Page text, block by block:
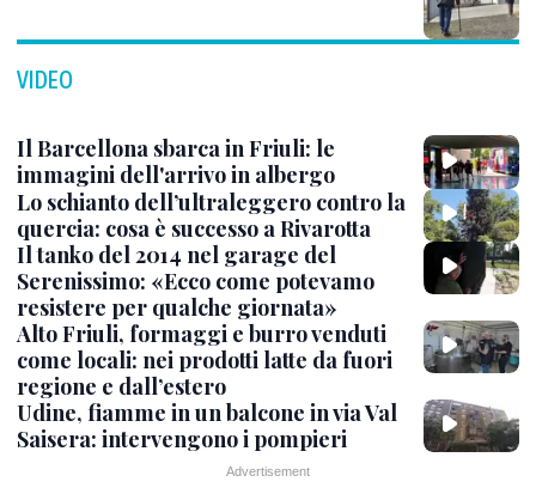
VIDEO
Il Barcellona sbarca in Friuli: le
immagini dell'arrivo in albergo
Lo schianto dell’ultraleggero contro la
quercia: cosa è successo a Rivarotta
Il tanko del 2014 nel garage del
Serenissimo: «Ecco come potevamo
resistere per qualche giornata»
Alto Friuli, formaggi e burro venduti
come locali: nei prodotti latte da fuori
regione e dall’estero
Udine, fiamme in un balcone in via Val
Saisera: intervengono i pompieri